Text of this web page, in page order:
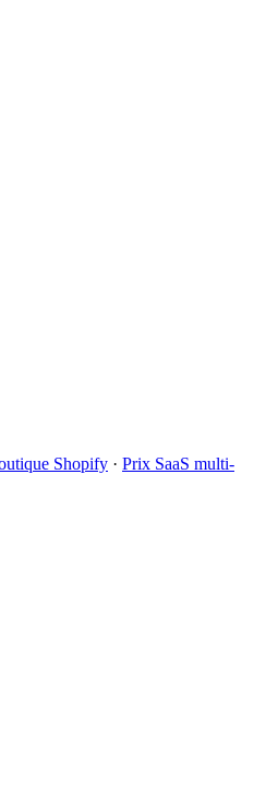
Shopify · Prix SaaS multi-